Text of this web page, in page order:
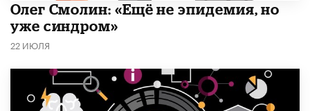
​Олег Смолин: «Ещё не эпидемия, но
уже синдром»
22 ИЮЛЯ